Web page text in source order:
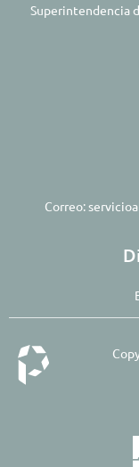
Superintendencia
Correo: